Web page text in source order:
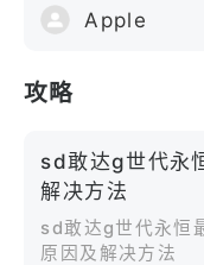
线，让部队在不同
探索多重宇宙。
体验横跨多个作品
Apple
攻略
sd敢达g世代永
解决方法
sd敢达g世代永恒
原因及解决方法